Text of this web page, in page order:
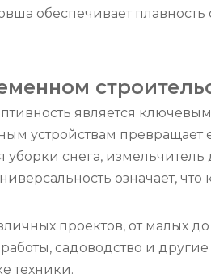
обеспечивает
является
устройствам
снега, измельчитель
означает,
проектов, от малых
садоводство и
техники.